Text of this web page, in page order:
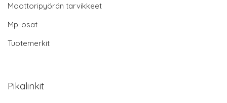
Moottoripyörän tarvikkeet
Mp-osat
Tuotemerkit
Pikalinkit